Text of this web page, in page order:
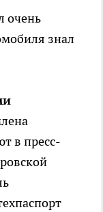
очень
знал
в пресс-